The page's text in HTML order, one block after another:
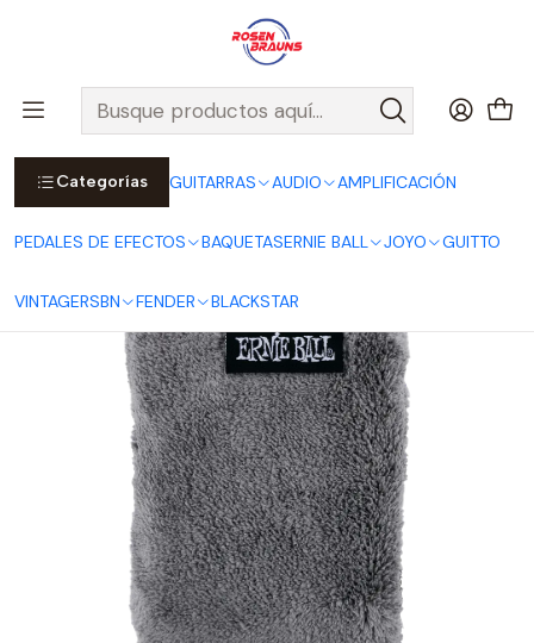
Categorías GUITARRAS AUDIO AMPLIFICACIÓN
PEDALES DE EFECTOS BAQUETASERNIE BALL JOYO GUITTO
VINTAGERSBN FENDER BLACKSTAR
Por compras sobre $25.000 en Santiago urbano, Colina o
Padre Hurtado, incluimos el despacho!
Ver Detalles
Inicio ERNIE BALL
ACCESORIOS ERNIE BALL
Cuidado del Instrumento